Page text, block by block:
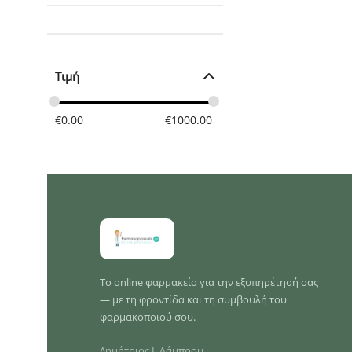
€0.00 €1000.00
Το online φαρμακείο για την εξυπηρέτησή σας
— με τη φροντίδα και τη συμβουλή του
φαρμακοποιού σου.